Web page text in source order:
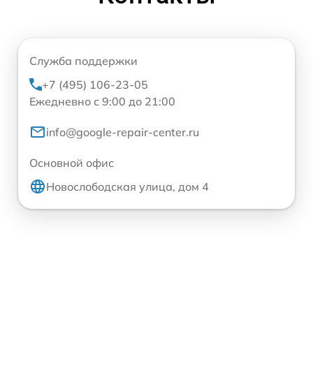
Служба поддержки
+7 (495) 106-23-05
Ежедневно с 9:00 до 21:00
info@google-repair-center.ru
Основной офис
Новослободская улица, дом 4